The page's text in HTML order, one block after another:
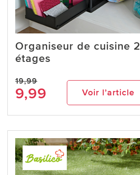
Organiseur de cuisine 2
étages
19,99
9,99 Voir l’article